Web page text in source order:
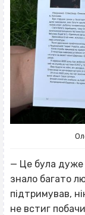
— Це була дуже
знало багато
підтримував,
не встиг